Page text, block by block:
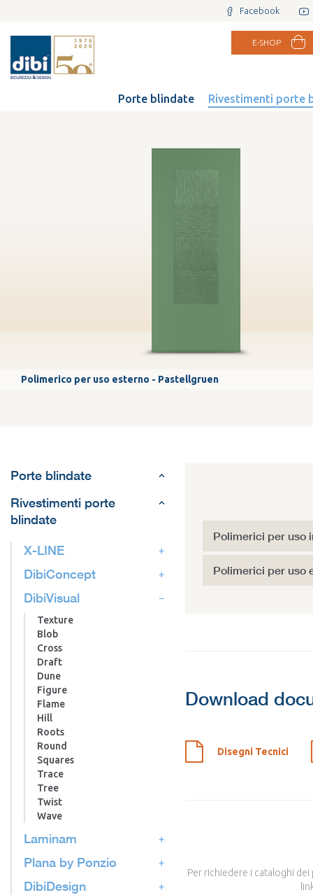
Facebook
E-SHOP
Porte blindate Rivestimenti porte
Polimerico per uso esterno - Pastellgruen
Porte blindate
Rivestimenti porte
blindate
X-LINE
DibiConcept
DibiVisual
Texture
Blob
Cross
Draft
Dune
Figure
Flame
Hill
Roots
Round
Squares
Trace
Tree
Twist
Wave
Laminam
Plana by Ponzio
DibiDesign
Polimerici per uso
Polimerici per uso
Download
Disegni Tecnici
Per richiedere i cataloghi